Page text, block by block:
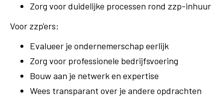
Zorg voor duidelijke processen rond zzp-inhuur
Voor zzp'ers:
Evalueer je ondernemerschap eerlijk
Zorg voor professionele bedrijfsvoering
Bouw aan je netwerk en expertise
Wees transparant over je andere opdrachten